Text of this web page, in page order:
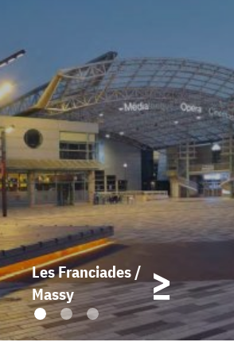
Les Franciades /
Massy